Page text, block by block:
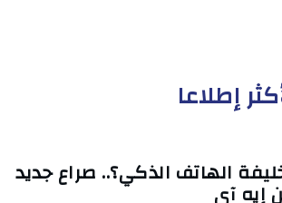
إطلاعا
الهاتف الذكي؟.. صراع جديد
إيه آي